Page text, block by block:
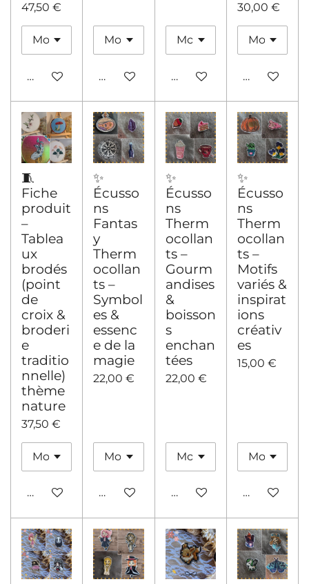
47,50 €
Ajouter au panierVoir les détailsAjouter au panier
30,00 €
Ajouter au
🧵
Fiche
produit
–
Tablea
ux
brodés
(point
de
croix &
broderi
e
traditio
nnelle)
thème
nature
37,50 €
Ajouter au panier
✨
Écusso
ns
Fantas
y
Therm
ocollan
ts –
Symbol
es &
essenc
e de la
magie
22,00 €
Ajouter au panier
✨
Écusso
ns
Therm
ocollan
ts –
Gourm
andises
&
boisson
s
enchan
tées
22,00 €
Ajouter au panier
✨
Écusso
ns
Therm
ocollan
ts –
Motifs
variés &
inspirat
ions
créativ
es
15,00 €
Ajouter au